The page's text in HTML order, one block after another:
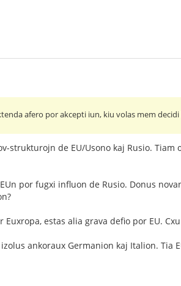
afero por akcepti iun, kiu volas mem
strukturojn de EU/Usono kaj Rusio.
por fugxi influon de Rusio. Donus
estas alia grava defio por EU.
ankoraux Germanion kaj Italion. Tia